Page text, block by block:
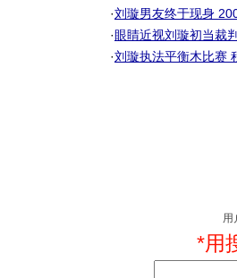
·刘璇男友终于现身
·眼睛近视刘璇初当裁
·刘璇执法平衡木比赛
用
*用